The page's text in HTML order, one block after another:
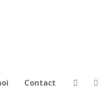
Contact